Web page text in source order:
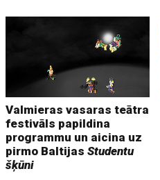
Valmieras vasaras teātra
festivāls papildina
programmu un aicina uz
pirmo BaltijasStudentu
šķūni